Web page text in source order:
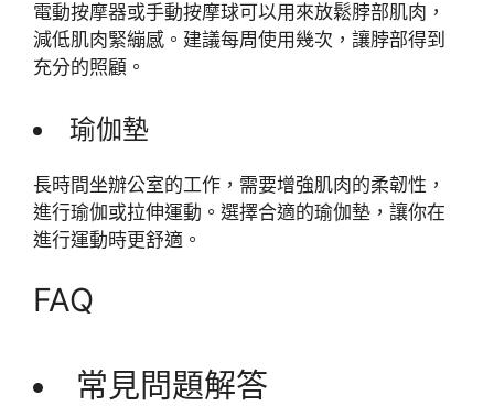
電動按摩器或手動按摩球可以用來放鬆脖部肌肉，
減低肌肉緊繃感。建議每周使用幾次，讓脖部得到
充分的照顧。
瑜伽墊
長時間坐辦公室的工作，需要增強肌肉的柔韌性，
進行瑜伽或拉伸運動。選擇合適的瑜伽墊，讓你在
進行運動時更舒適。
FAQ
常見問題解答